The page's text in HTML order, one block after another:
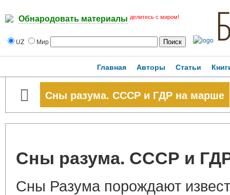
Обнародовать материалы делитесь с миром!
UZ Мир
Главная Авторы Статьи
Сны разума. СССР и ГДР на марше
Сны разума. СССР и
Сны Разума порождают